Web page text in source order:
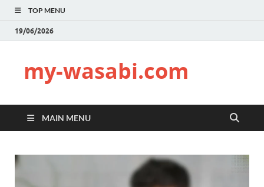
TOP MENU
19/06/2026
my-wasabi.com
MAIN MENU